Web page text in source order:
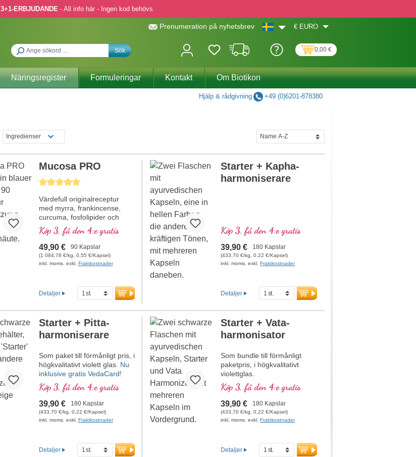
3+1-ERBJUDANDE - All info här - Ingen kod behövs
Prenumeration på nyhetsbrev € EURO
Sök 0,00 €
Näringsregister Formuleringar Kontakt Om Biotikon
Hjälp & rådgivning +49 (0)6201-878380
Ingredienser
Genomsnittligt betyg på 5 av 5 stjärnor
Mucosa PRO
Värdefull originalreceptur
med myrra, frankincense,
curcuma, fosfolipider och
niacin, som bidrar till att
upprätthålla normala
slemhinnor. Egen produktion i
Tyskland sedan över 20 år.
Dr. med. Michalzik har i över
påverkan på människan.
Denna erfarenhet kommer
premiumingredienserna och
en målinriktad och säker
användning för dina
Köp 3, få den 4:e gratis
49,90 € 90 Kapslar
(1 084,78 €/kg, 0,55 €/Kapsel)
inkl. moms. exkl. Fraktkostnader
Detaljer
Starter + Kapha-
harmoniserare
Köp 3, få den 4:e gratis
39,90 € 180 Kapslar
(433,70 €/kg, 0,22 €/Kapsel)
inkl. moms. exkl.Fraktkostnader
Detaljer
Starter + Pitta-
harmoniserare
Som paket till förmånligt pris, i
högkvalitativt violett glas. Nu
inklusive gratis VedaCard!
Köp 3, få den 4:e gratis
39,90 € 180 Kapslar
(433,70 €/kg, 0,22 €/Kapsel)
inkl. moms. exkl. Fraktkostnader
Detaljer
Starter + Vata-
harmonisator
Som bundle till förmånligt
paketpris, i högkvalitativt
violettglas.
Nu inklusive gratis VedaCard!
Köp 3, få den 4:e gratis
39,90 € 180 Kapslar
(433,70 €/kg, 0,22 €/Kapsel)
inkl. moms. exkl.Fraktkostnader
Detaljer